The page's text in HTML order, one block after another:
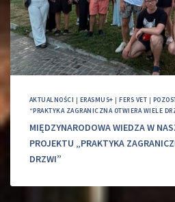
AKTUALNOŚCI | ERASMUS+ |FERS VET |
“PRAKTYKA ZAGRANICZNA OTWIERA WIELE
MIĘDZYNARODOWA WIEDZA W
PROJEKTU „PRAKTYKA
DRZWI”